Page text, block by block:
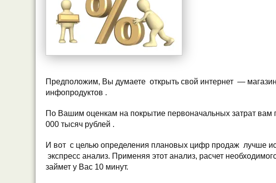
Предположим, Вы думаете открыть свой интернет —
инфопродуктов .
По Вашим оценкам на покрытие первоначальных затрат вам
000 тысяч рублей .
И вот с целью определения плановых цифр продаж лучше
экспресс анализ. Применяя этот анализ, расчет
займет у Вас 10 минут.